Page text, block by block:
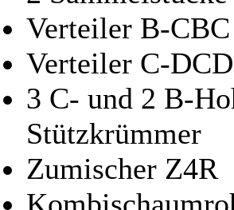
Verteiler B-CBC
Verteiler C-DCD
3 C- und 2 B-
Stützkrümmer
Zumischer Z4R